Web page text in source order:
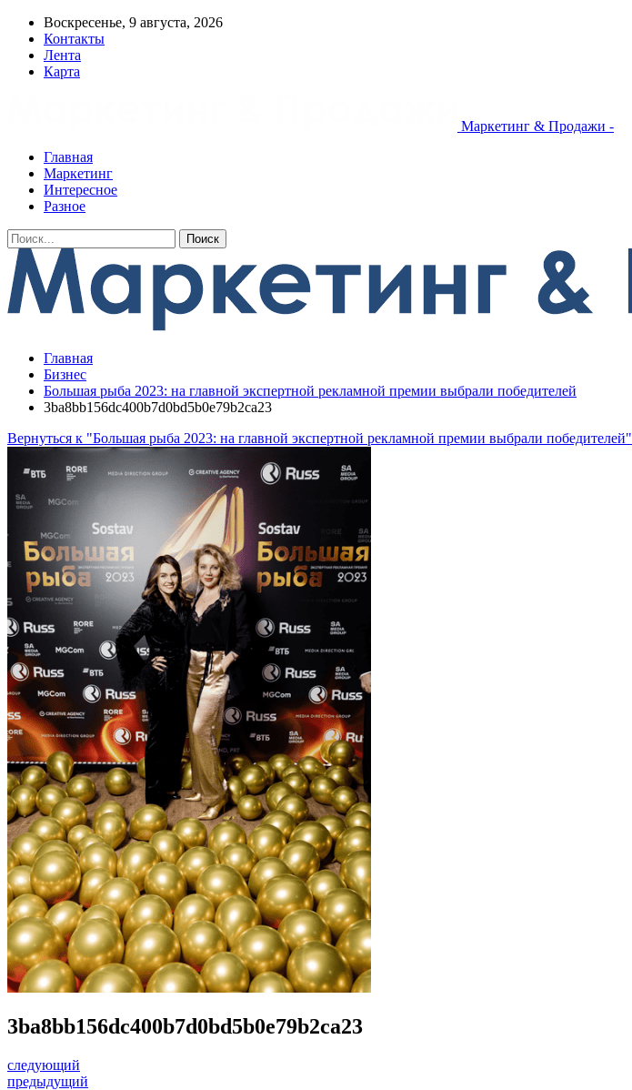
Воскресенье, 9 августа, 2026
Контакты
Лента
Карта
Маркетинг & Продажи -
Главная
Маркетинг
Интересное
Разное
Главная
Бизнес
Большая рыба 2023: на главной экспертной рекламной премии выбрали победителей
3ba8bb156dc400b7d0bd5b0e79b2ca23
Вернуться к "Большая рыба 2023: на главной экспертной рекламной премии выбрали победителей"
3ba8bb156dc400b7d0bd5b0e79b2ca23
следующий
предыдущий